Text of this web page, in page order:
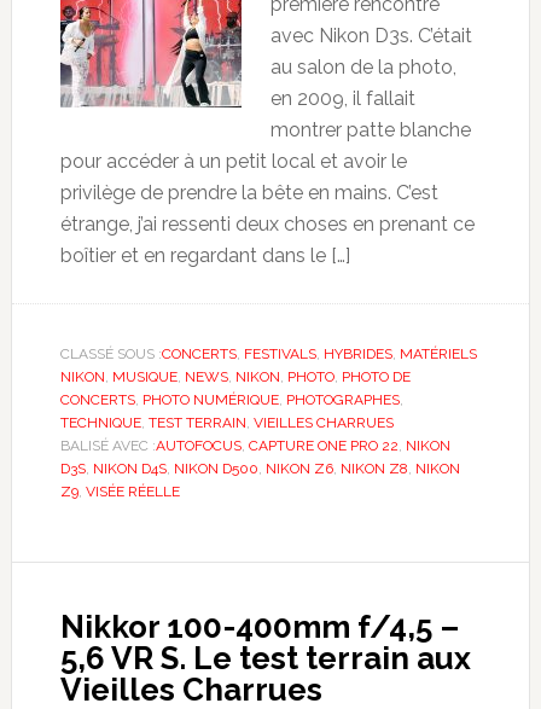
avec Nikon D3s. C’était
au salon de la photo,
en 2009, il fallait
montrer patte blanche
pour accéder à un petit local et avoir le
privilège de prendre la bête en mains. C’est
étrange, j’ai ressenti deux choses en prenant ce
boîtier et en regardant dans le […]
CLASSÉ SOUS :CONCERTS, FESTIVALS, HYBRIDES, MATÉRIELS
NIKON MUSIQUE, NEWS, NIKON PHOTO, PHOTO DE
CONCERTS, PHOTO NUMÉRIQUE, PHOTOGRAPHES,
TECHNIQUE, TEST TERRAIN VIEILLES CHARRUES
BALISÉ AVEC :AUTOFOCUS, CAPTURE ONE PRO 22 NIKON
D3S, NIKON D4S, NIKON D500 NIKON Z6, NIKON Z8 NIKON
Z9, VISÉE RÉELLE
Nikkor 100-400mm f/4,5 –
5,6 VR S. Le test terrain aux
Vieilles Charrues